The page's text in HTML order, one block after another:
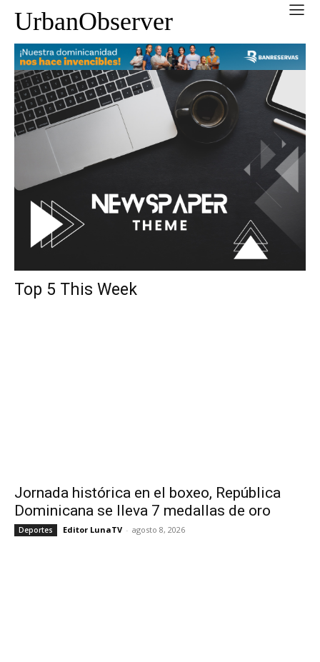
UrbanObserver
Top 5 This Week
Jornada histórica en el boxeo, República
Dominicana se lleva 7 medallas de oro
Deportes Editor LunaTV - agosto 8, 2026